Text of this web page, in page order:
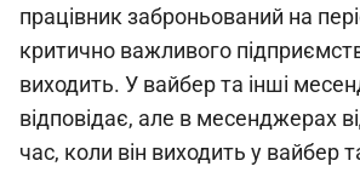
працівник заброньований на
критично важливого
виходить. У вайбер та інші
відповідає, але в месенджерах
час, коли він виходить у вайбер